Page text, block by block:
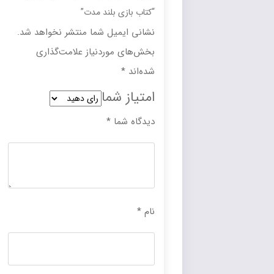
“کتاب بازی بلند مدت”
نشانی ایمیل شما منتشر نخواهد شد.
بخش‌های موردنیاز علامت‌گذاری
*
امتیاز شما
دیدگاه شما*